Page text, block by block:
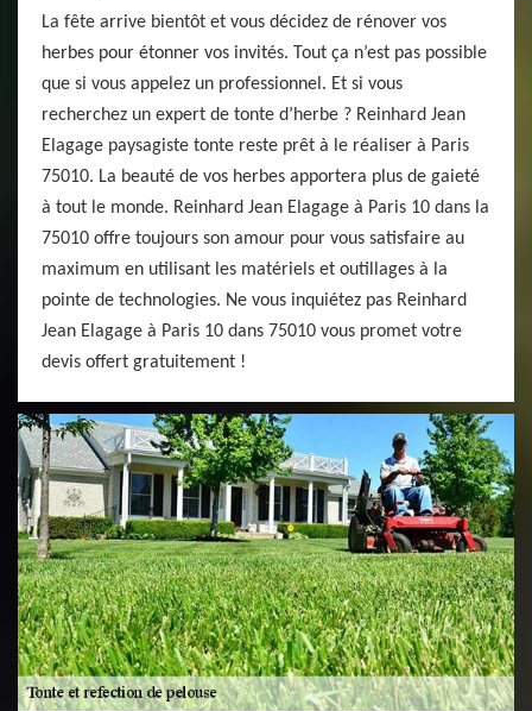
La fête arrive bientôt et vous décidez de rénover vos
herbes pour étonner vos invités. Tout ça n’est pas possible
que si vous appelez un professionnel. Et si vous
recherchez un expert de tonte d’herbe ? Reinhard Jean
Elagage paysagiste tonte reste prêt à le réaliser à Paris
75010. La beauté de vos herbes apportera plus de gaieté
à tout le monde. Reinhard Jean Elagage à Paris 10 dans la
75010 offre toujours son amour pour vous satisfaire au
maximum en utilisant les matériels et outillages à la
pointe de technologies. Ne vous inquiétez pas Reinhard
Jean Elagage à Paris 10 dans 75010 vous promet votre
devis offert gratuitement !